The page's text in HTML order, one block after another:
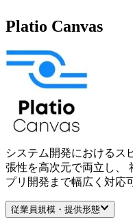
Platio Canvas
システム開発におけるス
張性を高次元で両立し、
プリ開発まで幅広く対応
従業員規模・提供形態